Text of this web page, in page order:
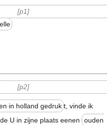
p1
p2
in holland gedruk t, vinde ik
U in zijne plaats eenen
ouden